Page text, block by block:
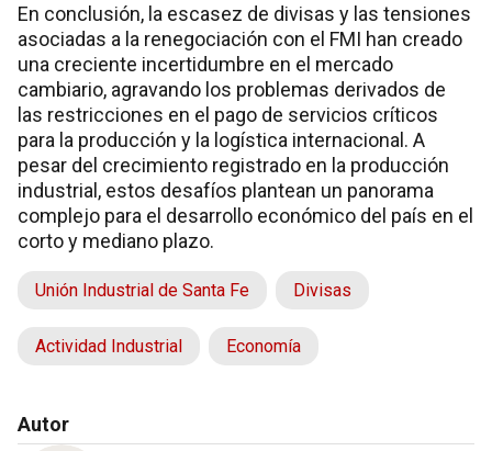
En conclusión, la escasez de divisas y las tensiones
asociadas a la renegociación con el FMI han creado
una creciente incertidumbre en el mercado
cambiario, agravando los problemas derivados de
las restricciones en el pago de servicios críticos
para la producción y la logística internacional. A
pesar del crecimiento registrado en la producción
industrial, estos desafíos plantean un panorama
complejo para el desarrollo económico del país en el
corto y mediano plazo.
Unión Industrial de Santa Fe Divisas
Actividad Industrial Economía
Autor